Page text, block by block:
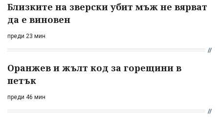
Близките на зверски убит мъж не вярват
да е виновен
преди 23 мин
Оранжев и жълт код за горещини в
петък
преди 46 мин